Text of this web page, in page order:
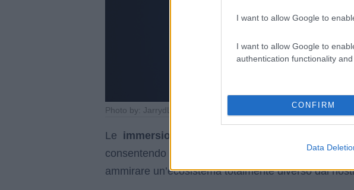
I want to allow Google to
I want to allow Google to
authentication functionality
CONFIRM
Data
Photo by: JarrydLeigh van der Colff / Shutterstock.com
Le immersioni subacquee
consentendo agli appassionati di poter
ammirare un’ecosistema totalmente diverso dal